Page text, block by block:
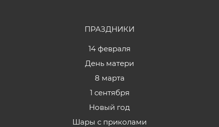
ПРАЗДНИКИ
14 февраля
День матери
8 марта
1 сентября
Новый год
Шары с приколами